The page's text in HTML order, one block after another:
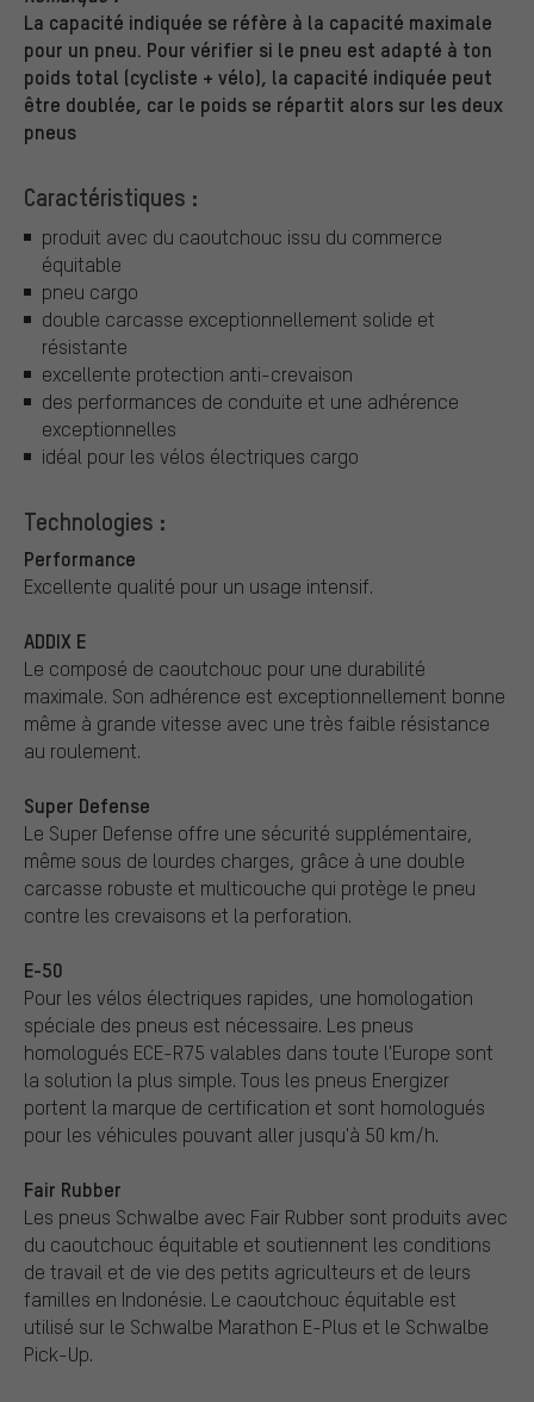
La capacité indiquée se réfère à la capacité maximale
pour un pneu. Pour vérifier si le pneu est adapté à ton
poids total (cycliste + vélo), la capacité indiquée peut
être doublée, car le poids se répartit alors sur les deux
pneus
Caractéristiques :
produit avec du caoutchouc issu du commerce
équitable
pneu cargo
double carcasse exceptionnellement solide et
résistante
excellente protection anti-crevaison
des performances de conduite et une adhérence
exceptionnelles
idéal pour les vélos électriques cargo
Technologies :
Performance
Excellente qualité pour un usage intensif.
ADDIX E
Le composé de caoutchouc pour une durabilité
maximale. Son adhérence est exceptionnellement bonne
même à grande vitesse avec une très faible résistance
au roulement.
Super Defense
Le Super Defense offre une sécurité supplémentaire,
même sous de lourdes charges, grâce à une double
carcasse robuste et multicouche qui protège le pneu
contre les crevaisons et la perforation.
E-50
Pour les vélos électriques rapides, une homologation
spéciale des pneus est nécessaire. Les pneus
homologués ECE-R75 valables dans toute l'Europe sont
la solution la plus simple. Tous les pneus Energizer
portent la marque de certification et sont homologués
pour les véhicules pouvant aller jusqu'à 50 km/h.
Fair Rubber
Les pneus Schwalbe avec Fair Rubber sont produits avec
du caoutchouc équitable et soutiennent les conditions
de travail et de vie des petits agriculteurs et de leurs
familles en Indonésie. Le caoutchouc équitable est
utilisé sur le Schwalbe Marathon E-Plus et le Schwalbe
Pick-Up.